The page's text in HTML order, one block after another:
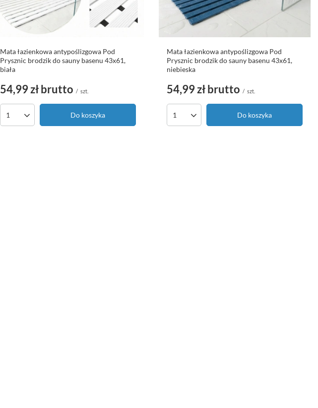
Mata łazienkowa antypoślizgowa Pod
Prysznic brodzik do sauny basenu 43x61,
biała
54,99 złbrutto / szt.
Do koszyka
Mata łazienkowa antypoślizgowa Pod
Prysznic brodzik do sauny basenu 43x61,
niebieska
54,99 złbrutto / szt.
Do koszyka